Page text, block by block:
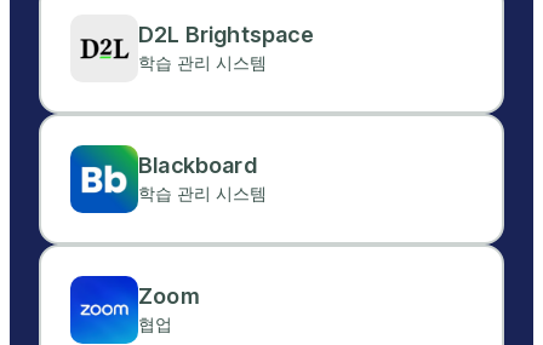
D2L Brightspace
학습 관리 시스템
Blackboard
학습 관리 시스템
Zoom
협업